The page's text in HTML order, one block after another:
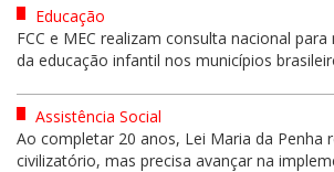
Educação
FCC e MEC realizam consulta nacional
da educação infantil nos municípios
Assistência Social
Ao completar 20 anos, Lei Maria da Penha
civilizatório, mas precisa avançar na